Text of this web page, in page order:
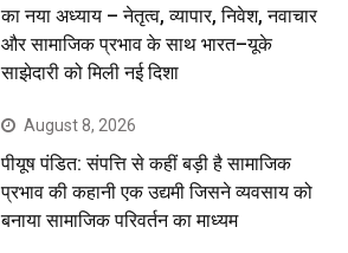
का नया अध्याय – नेतृत्व, व्यापार, निवेश, नवाचार
और सामाजिक प्रभाव के साथ भारत–यूके
साझेदारी को मिली नई दिशा
August 8, 2026
पीयूष पंडित: संपत्ति से कहीं बड़ी है सामाजिक
प्रभाव की कहानी एक उद्यमी जिसने व्यवसाय को
बनाया सामाजिक परिवर्तन का माध्यम